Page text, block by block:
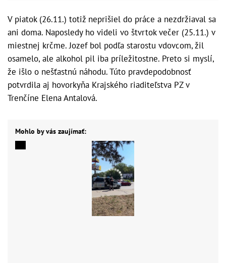
V piatok (26.11.) totiž neprišiel do práce a nezdržiaval sa
ani doma. Naposledy ho videli vo štvrtok večer (25.11.) v
miestnej krčme. Jozef bol podľa starostu vdovcom, žil
osamelo, ale alkohol pil iba príležitostne. Preto si myslí,
že išlo o nešťastnú náhodu. Túto pravdepodobnosť
potvrdila aj hovorkyňa Krajského riaditeľstva PZ v
Trenčíne Elena Antalová.
Mohlo by vás zaujímať: